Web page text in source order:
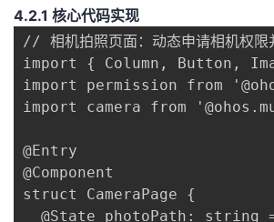
​4.2.1 核心代码实现​
// 相机拍照页面：动态申请相机权限
import { Column, Button,
import permission from
import camera from
@Entry
@Component
struct CameraPage {
@State photoPath: string =